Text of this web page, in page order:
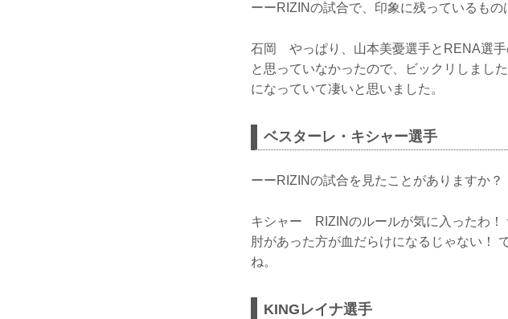
ーーRIZINの試合で、印象に残っているもの
石岡 やっぱり、山本美憂選手とRENA選
と思っていなかったので、ビックリしまし
になっていて凄いと思いました。
ベスターレ・キシャー選手
ーーRIZINの試合を見たことがありますか？
キシャー RIZINのルールが気に入ったわ！
肘があった方が血だらけになるじゃない！
ね。
KINGレイナ選手